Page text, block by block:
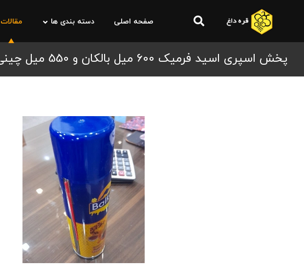
صفحه اصلی دسته بندی ها مقالات
پخش اسپری اسید فرمیک 600 میل بالکان و 550 میل چینی